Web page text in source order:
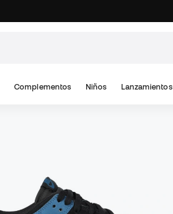
Complementos Niños Lanzamientos